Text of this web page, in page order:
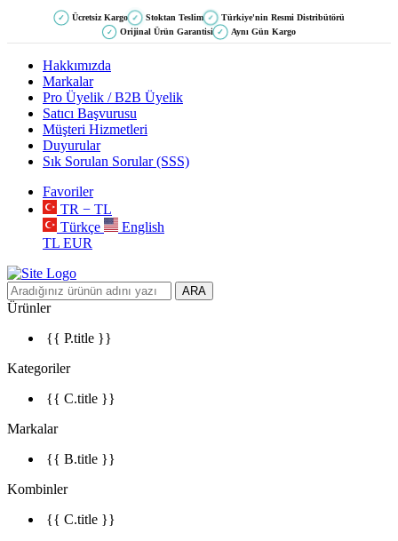
✓ Ücretsiz Kargo ✓ Stoktan Teslim ✓ Türkiye'nin Resmi Distribütörü
✓ Orijinal Ürün Garantisi ✓ Aynı Gün Kargo
Hakkımızda
Markalar
Pro Üyelik / B2B Üyelik
Satıcı Başvurusu
Müşteri Hizmetleri
Duyurular
Sık Sorulan Sorular (SSS)
Favoriler
TR − TL
Türkçe
English
TL EUR
ARA
Ürünler
{{ P.title }}
Kategoriler
{{ C.title }}
Markalar
{{ B.title }}
Kombinler
{{ C.title }}